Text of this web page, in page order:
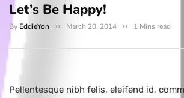
Let’s Be Happy!
By EddieYon March 20, 2014 1 Mins read
Pellentesque nibh felis, eleifend id,